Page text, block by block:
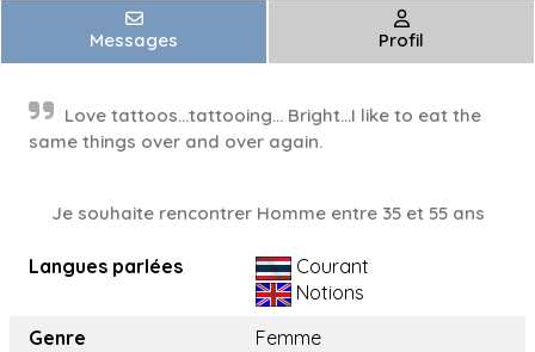
Messages Profil
Love tattoos...tattooing... Bright...I like to eat the
same things over and over again.
Je souhaite rencontrer Homme entre 35 et 55 ans
Langues parlées
Courant
Notions
Genre
Femme